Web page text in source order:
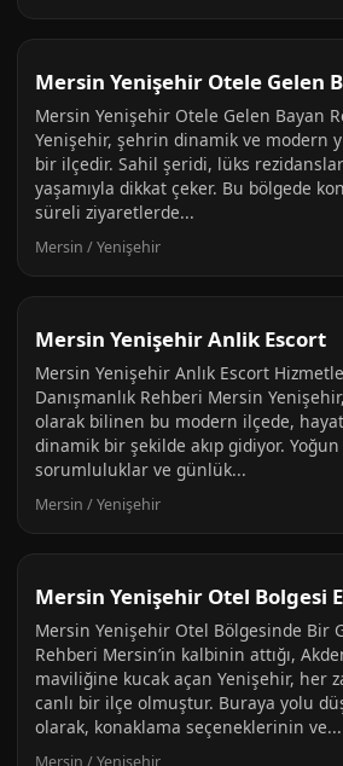
Mersin Yenişehir Otele Gelen
Mersin Yenişehir Otele Gelen Bayan
Yenişehir, şehrin dinamik ve modern
bir ilçedir. Sahil şeridi, lüks
yaşamıyla dikkat çeker. Bu bölgede
süreli ziyaretlerde...
Mersin / Yenişehir
Mersin Yenişehir Anlik Escort
Mersin Yenişehir Anlık Escort
Danışmanlık Rehberi Mersin
olarak bilinen bu modern ilçede,
dinamik bir şekilde akıp gidiyor.
sorumluluklar ve günlük...
Mersin / Yenişehir
Mersin Yenişehir Otel Bolgesi
Mersin Yenişehir Otel Bölgesinde Bir
Rehberi Mersin’in kalbinin attığı,
maviliğine kucak açan Yenişehir, her
canlı bir ilçe olmuştur. Buraya yolu
olarak, konaklama seçeneklerinin ve...
Mersin / Yenişehir